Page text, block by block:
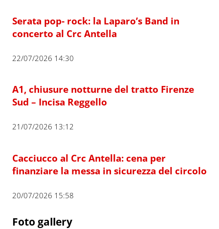
Serata pop- rock: la Laparo’s Band in
concerto al Crc Antella
22/07/2026 14:30
A1, chiusure notturne del tratto Firenze
Sud – Incisa Reggello
21/07/2026 13:12
Cacciucco al Crc Antella: cena per
finanziare la messa in sicurezza del circolo
20/07/2026 15:58
Foto gallery